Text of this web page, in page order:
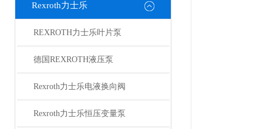
Rexroth力士乐
REXROTH力士乐叶片泵
德国REXROTH液压泵
Rexroth力士乐电液换向阀
Rexroth力士乐恒压变量泵